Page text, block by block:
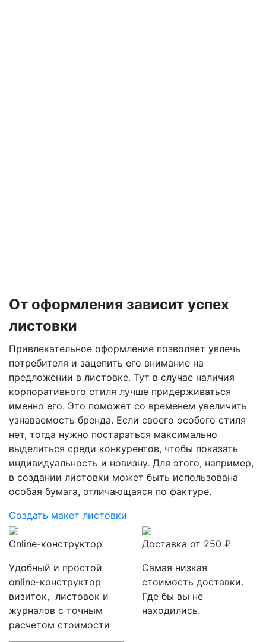
От оформления зависит успех
листовки
Привлекательное оформление позволяет увлечь
потребителя и зацепить его внимание на
предложении в листовке. Тут в случае наличия
корпоративного стиля лучше придерживаться
именно его. Это поможет со временем увеличить
узнаваемость бренда. Если своего особого стиля
нет, тогда нужно постараться максимально
выделиться среди конкурентов, чтобы показать
индивидуальность и новизну. Для этого, например,
в создании листовки может быть использована
особая бумага, отличающаяся по фактуре.
Создать макет листовки
Online-конструктор
Удобный и простой
online-конструктор
визиток, листовок и
журналов с точным
расчетом стоимости
Доставка от 250 ₽
Самая низкая
стоимость доставки.
Где бы вы не
находились.